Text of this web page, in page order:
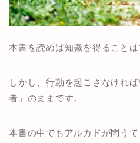
本書を読めば知識を得ることは
しかし、行動を起こさなけれ
者」のままです。
本書の中でもアルカドが問うて